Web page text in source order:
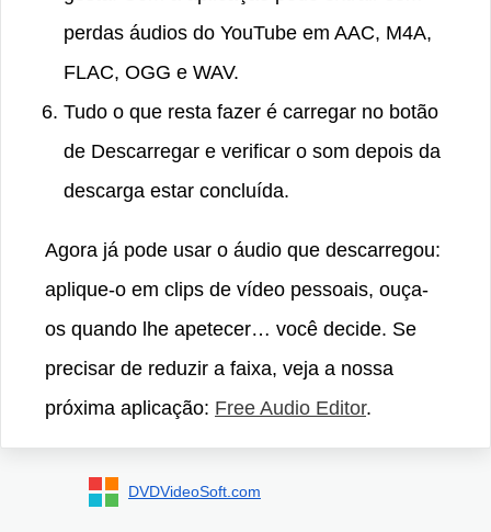
perdas áudios do YouTube em AAC, M4A,
FLAC, OGG e WAV.
Tudo o que resta fazer é carregar no botão
de Descarregar e verificar o som depois da
descarga estar concluída.
Agora já pode usar o áudio que descarregou:
aplique-o em clips de vídeo pessoais, ouça-
os quando lhe apetecer… você decide. Se
precisar de reduzir a faixa, veja a nossa
próxima aplicação: Free Audio Editor.
DVDVideoSoft.com